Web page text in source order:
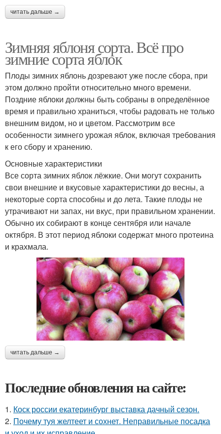
читать дальше →
Зимняя яблоня сорта. Всё про
зимние сорта яблок
Плоды зимних яблонь дозревают уже после сбора, при
этом должно пройти относительно много времени.
Поздние яблоки должны быть собраны в определённое
время и правильно храниться, чтобы радовать не только
внешним видом, но и цветом. Рассмотрим все
особенности зимнего урожая яблок, включая требования
к его сбору и хранению.
Основные характеристики
Все сорта зимних яблок лёжкие. Они могут сохранить
свои внешние и вкусовые характеристики до весны, а
некоторые сорта способны и до лета. Такие плоды не
утрачивают ни запах, ни вкус, при правильном хранении.
Обычно их собирают в конце сентября или начале
октября. В этот период яблоки содержат много протеина
и крахмала.
читать дальше →
Последние обновления на сайте:
1. Коск россии екатеринбург выставка дачный сезон.
2. Почему туя желтеет и сохнет. Неправильные посадка